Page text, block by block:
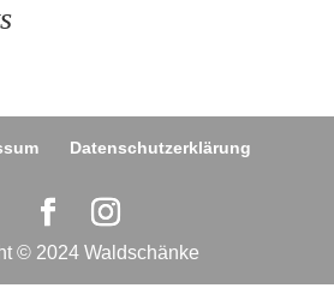
Datenschutzerklärung
© 2024 Waldschänke